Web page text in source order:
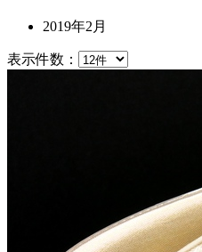
2019年2月
表示件数：